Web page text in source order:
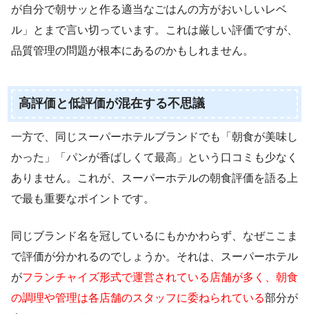
が自分で朝サッと作る適当なごはんの方がおいしいレベ
ル」とまで言い切っています。これは厳しい評価ですが、
品質管理の問題が根本にあるのかもしれません。
高評価と低評価が混在する不思議
一方で、同じスーパーホテルブランドでも「朝食が美味し
かった」「パンが香ばしくて最高」という口コミも少なく
ありません。これが、スーパーホテルの朝食評価を語る上
で最も重要なポイントです。
同じブランド名を冠しているにもかかわらず、なぜここま
で評価が分かれるのでしょうか。それは、スーパーホテル
がフランチャイズ形式で運営されている店舗が多く、朝食
の調理や管理は各店舗のスタッフに委ねられている部分が